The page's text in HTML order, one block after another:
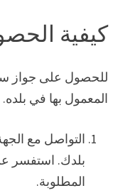
كيفية
للحصول على جواز
المعمول بها في
التواصل مع
بلدك. استفسر
المطلوبة.